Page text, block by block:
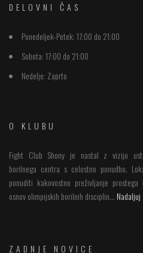
DELOVNI ČAS
Ponedeljek-Petek:17:00 do 21:00
Sobota:17:00 do 21:00
Nedelje: Zaprto
O KLUBU
Fight Club Shony je nastal z vizijo
borilnega centra s celostno ponudbo.
ponuditi kakovostno preživljanje prostega
osnov olimpijskih borilnih disciplin...
ZADNJE NOVICE